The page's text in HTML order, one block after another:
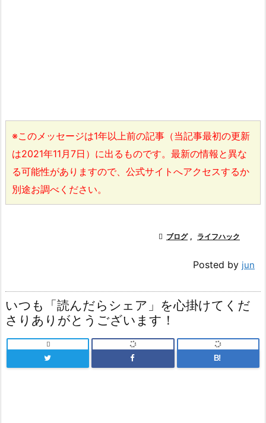
※このメッセージは1年以上前の記事（当記事最初の更新
は2021年11月7日）に出るものです。最新の情報と異な
る可能性がありますので、公式サイトへアクセスするか
別途お調べください。
 ブログ , ライフハック
Posted by jun
いつも「読んだらシェア」を心掛けてくだ
さりありがとうございます！

B!